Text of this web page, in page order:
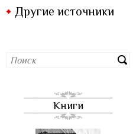
Другие источники
Книги